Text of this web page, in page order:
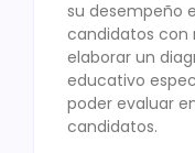
su desempeño
candidatos con
elaborar un
educativo
poder evaluar
candidatos.